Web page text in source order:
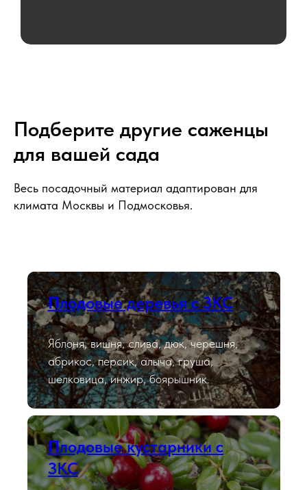
Подберите другие саженцы
для вашей сада
Весь посадочный материал адаптирован для
климата Москвы и Подмосковья.
Плодовые деревья с ЗКС
Яблоня, вишня, слива, дюк, черешня,
абрикос, персик, алыча, груша,
шелковица, инжир, боярышник.
Плодовые кустарники с
ЗКС